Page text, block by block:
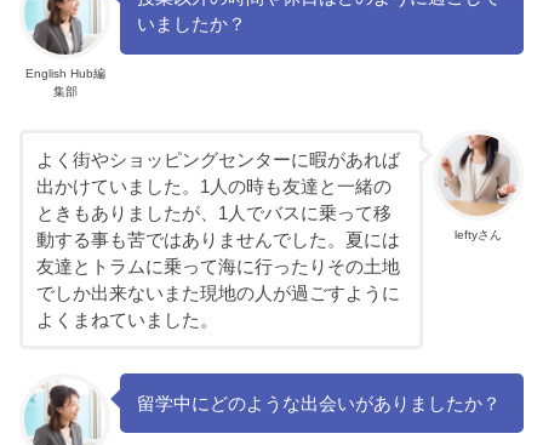
English Hub編
集部
いましたか？
leftyさん
よく街やショッピングセンターに暇があれば
出かけていました。1人の時も友達と一緒の
ときもありましたが、1人でバスに乗って移
動する事も苦ではありませんでした。夏には
友達とトラムに乗って海に行ったりその土地
でしか出来ないまた現地の人が過ごすように
よくまねていました。
留学中にどのような出会いがありましたか？